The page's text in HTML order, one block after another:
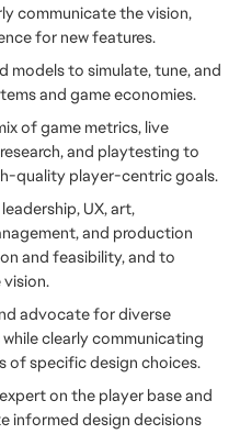
communicate the vision,
for new features.
models to simulate, tune, and
and game economies.
of game metrics, live
and playtesting to
quality player-centric goals.
UX, art,
and production
and feasibility, and to
vision.
advocate for diverse
clearly communicating
specific design choices.
on the player base and
informed design decisions